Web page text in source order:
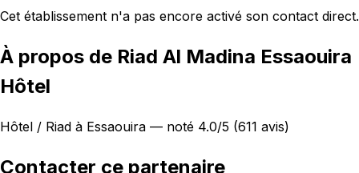
Cet établissement n'a pas encore activé son contact direct.
À propos de Riad Al Madina Essaouira
Hôtel
Hôtel / Riad à Essaouira — noté 4.0/5 (611 avis)
Contacter ce partenaire